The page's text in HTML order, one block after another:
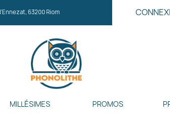
63200 Riom
MILLÉSIMES PROMOS